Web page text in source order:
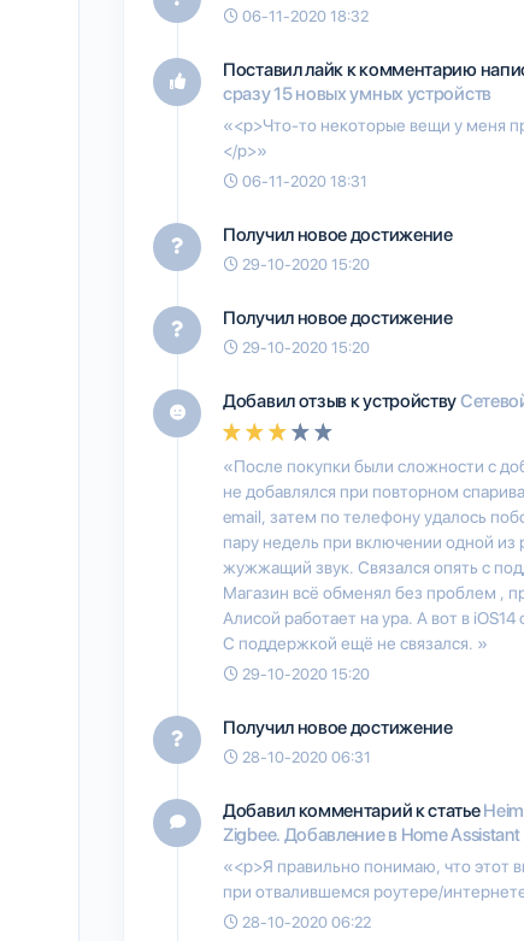
06-11-2020 18:32
Поставил лайк к комментарию
сразу 15 новых умных устройств
«<p>Что-то некоторые вещи у меня
</p>»
06-11-2020 18:31
Получил новое достижение
29-10-2020 15:20
Получил новое достижение
29-10-2020 15:20
Добавил отзыв к устройству
«После покупки были сложности с
не добавлялся при повторном
email, затем по телефону удалось
пару недель при включении одной из
жужжащий звук. Связался опять с
Магазин всё обменял без проблем ,
Алисой работает на ура. А вот в
С поддержкой ещё не связался. »
29-10-2020 15:20
Получил новое достижение
28-10-2020 06:31
Добавил комментарий к статье
Zigbee. Добавление в Home Assistant
«<p>Я правильно понимаю, что этот
при отвалившемся роутере/
28-10-2020 06:22